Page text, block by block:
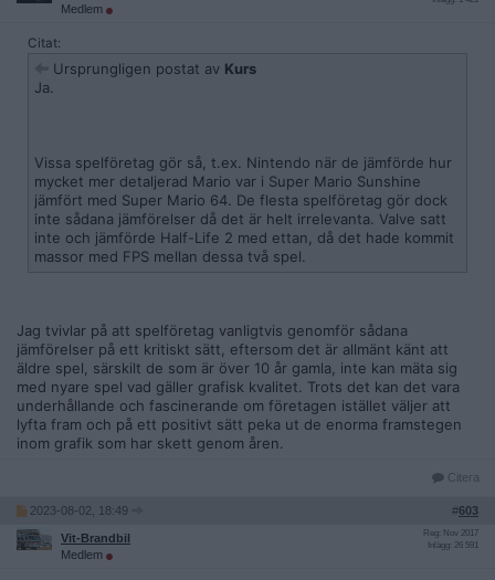
Medlem
Citat:
Ursprungligen postat av Kurs
Ja.
Vissa spelföretag gör så, t.ex. Nintendo när de jämförde hur
mycket mer detaljerad Mario var i Super Mario Sunshine
jämfört med Super Mario 64. De flesta spelföretag gör dock
inte sådana jämförelser då det är helt irrelevanta. Valve satt
inte och jämförde Half-Life 2 med ettan, då det hade kommit
massor med FPS mellan dessa två spel.
Jag tvivlar på att spelföretag vanligtvis genomför sådana
jämförelser på ett kritiskt sätt, eftersom det är allmänt känt att
äldre spel, särskilt de som är över 10 år gamla, inte kan mäta sig
med nyare spel vad gäller grafisk kvalitet. Trots det kan det vara
underhållande och fascinerande om företagen istället väljer att
lyfta fram och på ett positivt sätt peka ut de enorma framstegen
inom grafik som har skett genom åren.
Citera
2023-08-02, 18:49 #603
Vit-Brandbil
Medlem
Reg: Nov 2017
Inlägg: 26 591